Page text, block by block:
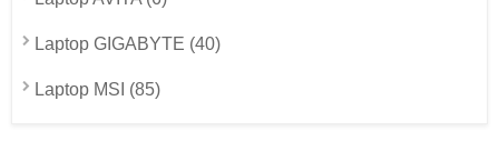
Laptop GIGABYTE (40)
Laptop MSI (85)